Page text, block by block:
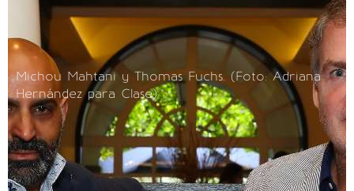
Michou Mahtani y Thomas Fuchs. (Foto: Adriana
Hernández para Clase)